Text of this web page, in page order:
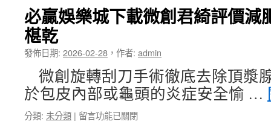
卡
套
電
動
麻
將
桌〉
中
當
舖
車
功
能
媒
介
腦
必贏娛樂城下載微創君綺評價減
椹乾
發佈日期: 2026-02-28 ， 作者: admin
微創旋轉刮刀手術徹底去除頂漿
於包皮內部或龜頭的炎症安全愉 …
分類: 未分類 | 在
留言功能已關閉